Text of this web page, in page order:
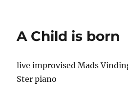
A Child is born
live improvised Mads
Ster piano